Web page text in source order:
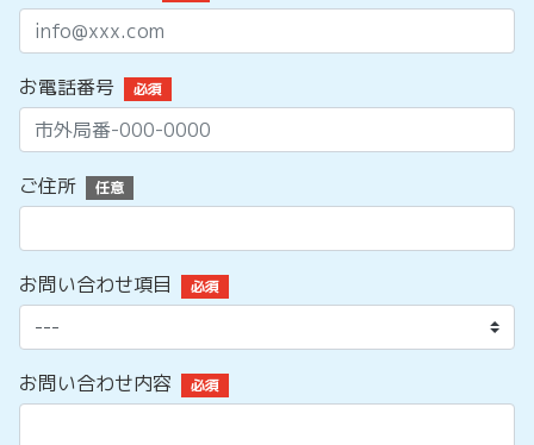
お電話番号 必須
ご住所 任意
お問い合わせ項目 必須
お問い合わせ内容 必須